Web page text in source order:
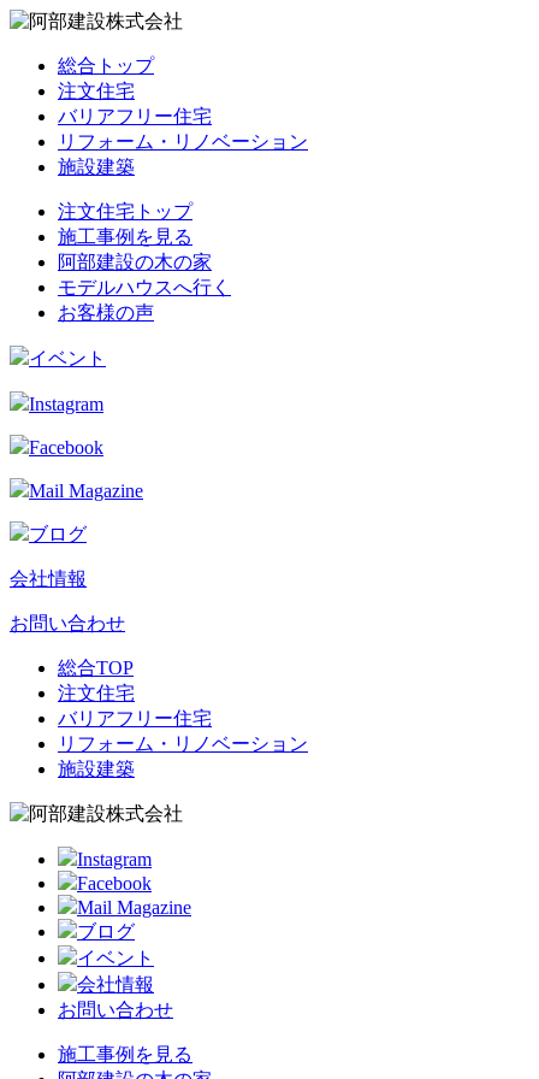
総合トップ
注文住宅
バリアフリー住宅
リフォーム・リノベーション
施設建築
注文住宅トップ
施工事例を見る
阿部建設の木の家
モデルハウスへ行く
お客様の声
イベント
Instagram
Facebook
Mail Magazine
ブログ
会社情報
お問い合わせ
総合TOP
注文住宅
バリアフリー住宅
リフォーム・リノベーション
施設建築
Instagram
Facebook
Mail Magazine
ブログ
イベント
会社情報
お問い合わせ
施工事例を見る